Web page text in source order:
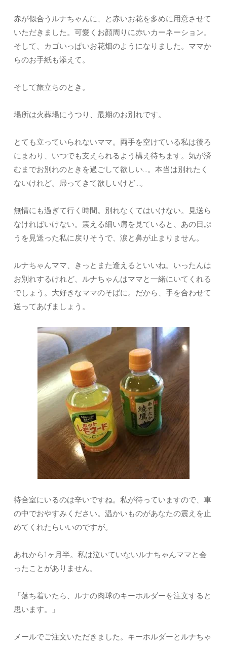
赤が似合うルナちゃんに、と赤いお花を多めに用意させて
いただきました。可愛くお顔周りに赤いカーネーション。
そして、カゴいっぱいお花畑のようになりました。ママか
らのお手紙も添えて。
そして旅立ちのとき。
場所は火葬場にうつり、最期のお別れです。
とても立っていられないママ。両手を空けている私は後ろ
にまわり、いつでも支えられるよう構え待ちます。気が済
むまでお別れのときを過ごして欲しい…。本当は別れたく
ないけれど。帰ってきて欲しいけど…。
無情にも過ぎて行く時間。別れなくてはいけない。見送ら
なければいけない。震える細い肩を見ていると、あの日ぷ
うを見送った私に戻りそうで、涙と鼻が止まりません。
ルナちゃんママ、きっとまた逢えるといいね。いったんは
お別れするけれど、ルナちゃんはママと一緒にいてくれる
でしょう。大好きなママのそばに。だから、手を合わせて
送ってあげましょう。
待合室にいるのは辛いですね。私が待っていますので、車
の中でおやすみください。温かいものがあなたの震えを止
めてくれたらいいのですが。
あれから1ヶ月半。私は泣いていないルナちゃんママと会
ったことがありません。
「落ち着いたら、ルナの肉球のキーホルダーを注文すると
思います。」
メールでご注文いただきました。キーホルダーとルナちゃ